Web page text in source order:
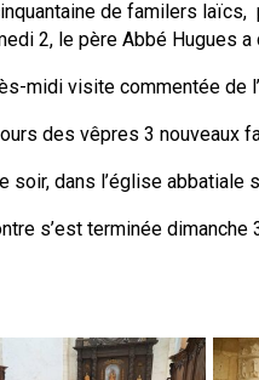
de familers laïcs,
2, le père Abbé Hugues
midi visite commentée de
des vêpres 3 nouveaux
soir, dans l’église
s’est terminée